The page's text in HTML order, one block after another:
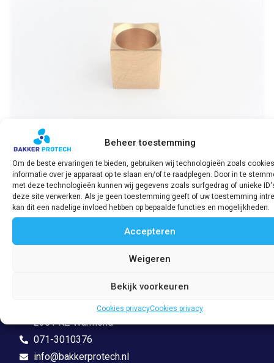
Beheer toestemming
Om de beste ervaringen te bieden, gebruiken wij technologieën zoals
informatie over je apparaat op te slaan en/of te raadplegen. Door in te
met deze technologieën kunnen wij gegevens zoals surfgedrag of unieke
deze site verwerken. Als je geen toestemming geeft of uw toestemming
kan dit een nadelige invloed hebben op bepaalde functies en mogelijkheden.
Accepteren
Weigeren
Bekijk voorkeuren
Cookies privacyCookies privacy
Schroefbladnok / Wing tap block d91m
2G & 2J
€26,95 incl. BTW
2361 KZ Warmond
071-3010376
info@bakkerprotech.nl